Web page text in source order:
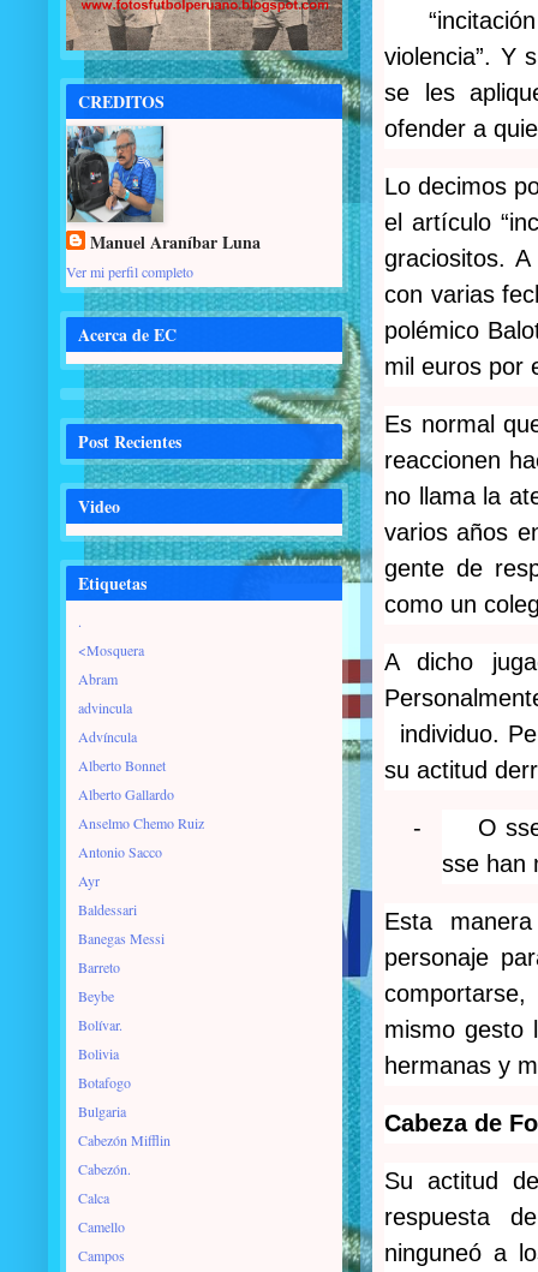
violencia”. Y
se les
ofender a
Lo decimos
el artículo
graciositos.
con varias
polémico
mil euros por
Es normal
reaccionen
no llama la
varios años
gente de
como un
A dicho
individuo.
su actitud
-
O
sse han
Esta
personaje
mismo gesto
hermanas y
Cabeza de
Su actitud
respuesta
ninguneó a
CREDITOS
Manuel Araníbar Luna
Ver mi perfil completo
Acerca de EC
Post Recientes
Video
Etiquetas
.
<Mosquera
Abram
advincula
Advíncula
Alberto Bonnet
Alberto Gallardo
Anselmo Chemo Ruiz
Antonio Sacco
Ayr
Baldessari
Banegas Messi
Barreto
Beybe
Bolívar.
Bolivia
Botafogo
Bulgaria
Cabezón Mifflin
Cabezón.
Calca
Camello
Campos